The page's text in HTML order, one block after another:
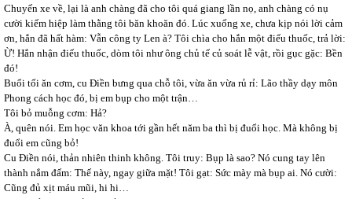
Chuyến xe về, lại là anh chàng đã cho tôi quá giang lần nọ, anh chàng có nụ
cười kiếm hiệp làm thằng tôi băn khoăn đó. Lúc xuống xe, chưa kịp nói lời cảm
ơn, hắn đã hất hàm: Vẫn công ty Len à? Tôi chìa cho hắn một điếu thuốc, trả lời:
Ừ! Hắn nhận điếu thuốc, dòm tôi như ông chủ tế củ soát lễ vật, rồi gục gặc: Bền
đó!
Buổi tối ăn cơm, cu Điền bưng qua chỗ tôi, vừa ăn vừa rủ rỉ: Lão thầy dạy môn
Phong cách học đó, bị em bụp cho một trận…
Tôi bỏ muỗng cơm: Hả?
À, quên nói. Em học văn khoa tới gần hết năm ba thì bị đuổi học. Mà không bị
đuổi em cũng bỏ!
Cu Điền nói, thản nhiên thinh không. Tôi truy: Bụp là sao? Nó cung tay lên
thành nắm đấm: Thế này, ngay giữa mặt! Tôi gạt: Sức mày mà bụp ai. Nó cười:
Cũng đủ xịt máu mũi, hi hi…